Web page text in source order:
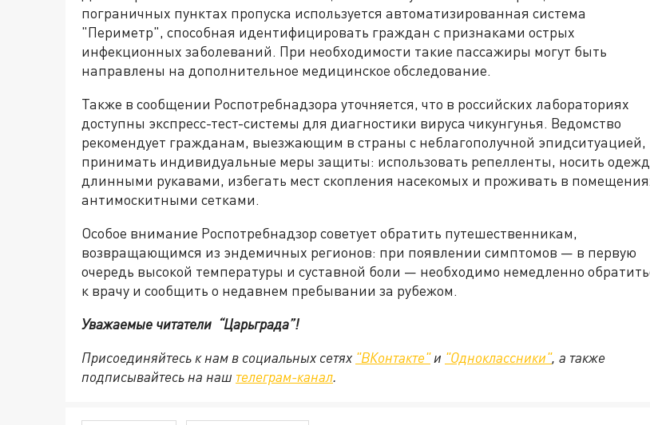
пограничных пунктах пропуска используется автоматизированная система
"Периметр", способная идентифицировать граждан с признаками острых
инфекционных заболеваний. При необходимости такие пассажиры могут быть
направлены на дополнительное медицинское обследование.
Также в сообщении Роспотребнадзора уточняется, что в российских лабораториях
доступны экспресс-тест-системы для диагностики вируса чикунгунья. Ведомство
рекомендует гражданам, выезжающим в страны с неблагополучной эпидситуацией,
принимать индивидуальные меры защиты: использовать репелленты, носить
длинными рукавами, избегать мест скопления насекомых и проживать в
антимоскитными сетками.
Особое внимание Роспотребнадзор советует обратить путешественникам,
возвращающимся из эндемичных регионов: при появлении симптомов — в первую
очередь высокой температуры и суставной боли — необходимо немедленно
к врачу и сообщить о недавнем пребывании за рубежом.
Уважаемые читатели “Царьграда”!
Присоединяйтесь к нам в социальных сетях "ВКонтакте"и "Одноклассники", а также
подписывайтесь на наш телеграм-канал.